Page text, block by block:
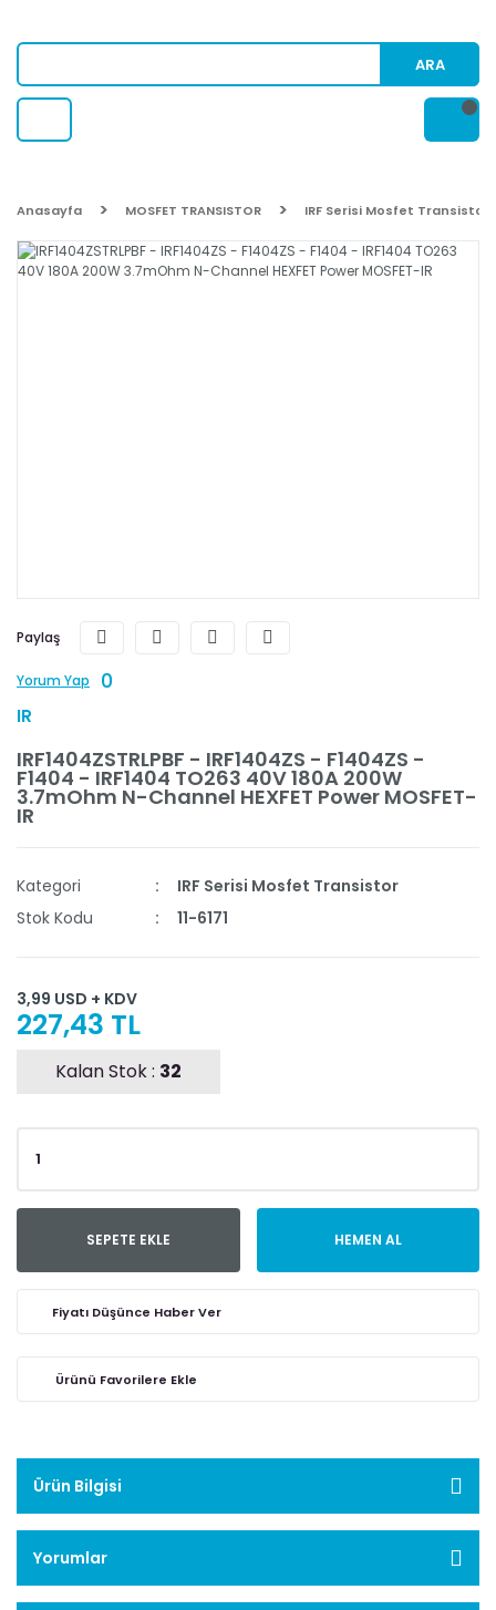
ARA
Anasayfa MOSFET TRANSISTOR IRF Serisi Mosfet Transistor
Paylaş
Yorum Yap 0
IR
IRF1404ZSTRLPBF - IRF1404ZS - F1404ZS -
F1404 - IRF1404 TO263 40V 180A 200W
3.7mOhm N-Channel HEXFET Power MOSFET-
IR
Kategori
IRF Serisi Mosfet Transistor
Stok Kodu
11-6171
3,99 USD + KDV
227,43 TL
Kalan Stok : 32
SEPETE EKLE HEMEN AL
Fiyatı Düşünce Haber Ver
Ürün Bilgisi
Yorumlar